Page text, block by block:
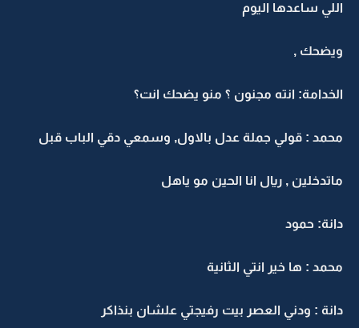
اللي ساعدها اليوم
ويضحك ,
الخدامة: انته مجنون ؟ منو يضحك انت؟
محمد : قولي جملة عدل بالاول, وسمعي دقي الباب قبل
ماتدخلين , ريال انا الحين مو ياهل
دانة: حمود
محمد : ها خير انتي الثانية
دانة : ودني العصر بيت رفيجتي علشان بنذاكر